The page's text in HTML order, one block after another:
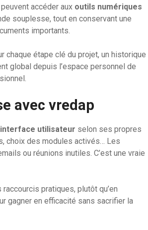
accéder aux outils numériques
souplesse, tout en conservant une
importants.
étape clé du projet, un historique
global depuis l’espace personnel de
avec vredap
interface utilisateur selon ses propres
choix des modules activés… Les
ou réunions inutiles. C’est une vraie
raccourcis pratiques, plutôt qu’en
gagner en efficacité sans sacrifier la